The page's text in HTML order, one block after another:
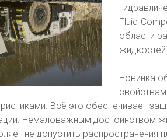
Fluid-
области
жидкостей.
Новинка
Всё это обеспечивает
Немаловажным достоинством
не допустить распространения